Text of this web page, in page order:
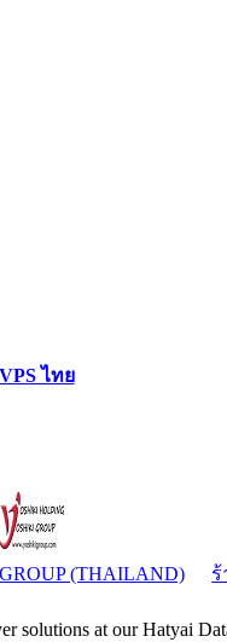
VPS ไทย
(THAILAND)
solutions at our Hatyai